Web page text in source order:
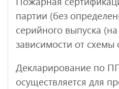
партии (без
серийного выпуска
зависимости от схемы
Декларирование по
осуществляется для